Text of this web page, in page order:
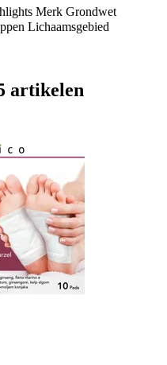
Merk Grondwet
Lichaamsgebied
artikelen